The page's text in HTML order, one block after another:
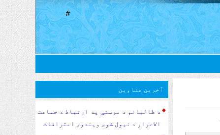
#
آخرین عناوین
د طالبانو د مرستې په ارتباط د جماعت
الاحرار د نیول شوی ویندوی اعترافات